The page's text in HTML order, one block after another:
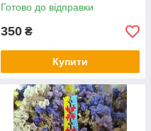
Готово до відправки
350 ₴
Купити